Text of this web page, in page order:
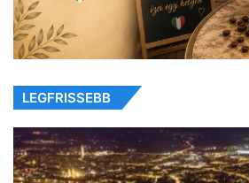
LEGFRISSEBB